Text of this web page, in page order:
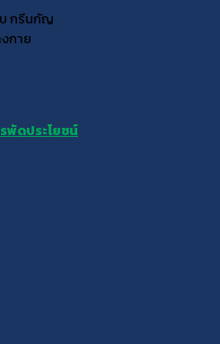
กรีนกัญ
กาย
พัดประโยชน์